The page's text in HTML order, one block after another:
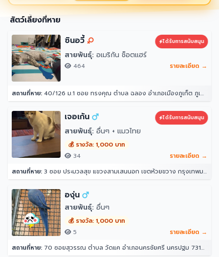
สัตว์เลี้ยงที่หาย
ซินอวี้
ได้รับการสนับสนุน
สายพันธุ์: อเมริกัน ช็อตแฮร์
464 รายละเอียด →
สถานที่หาย: 40/126 ม.1 ซอย ทรงคุณ ตำบล ฉลอง อำเภอเมืองภูเก็ต ภูเก็ต 83000
เจอเก้น ได้รับการสนับสนุน
สายพันธุ์: อื่นๆ + แมวไทย
💰 รางวัล: 1,000 บาท
34
รายละเอียด →
สถานที่หาย: 3 ซอย ประมวลสุข แขวงสามเสนนอก เขตห้วยขวาง กรุงเทพมหานคร 10320
องุ่น
สายพันธุ์: อื่นๆ
💰 รางวัล: 1,000 บาท
5
รายละเอียด →
สถานที่หาย: 70 ซอยสุวรรณ ตำบล วัดแค อำเภอนครชัยศรี นครปฐม 73120